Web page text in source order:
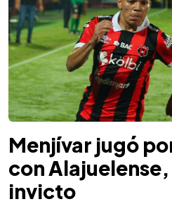
Menjívar jugó
con
invicto